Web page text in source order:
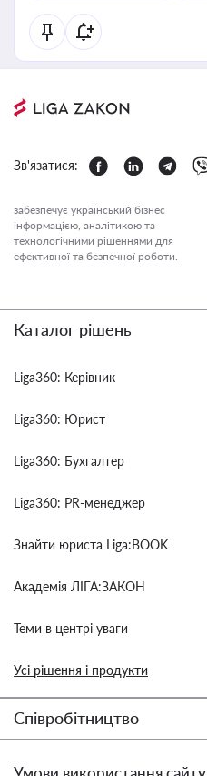
Зв'язатися:
забезпечує український бізнес
інформацією, аналітикою та
технологічними рішеннями для
ефективної та безпечної роботи.
Каталог рішень
Liga360: Керівник
Liga360: Юрист
Liga360: Бухгалтер
Liga360: PR-менеджер
Знайти юриста Liga:BOOK
Академія ЛІГА:ЗАКОН
Теми в центрі уваги
Усі рішення і продукти
Співробітництво